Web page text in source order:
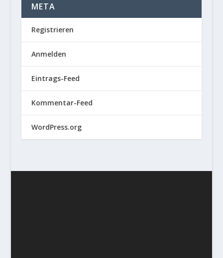
META
Registrieren
Anmelden
Eintrags-Feed
Kommentar-Feed
WordPress.org